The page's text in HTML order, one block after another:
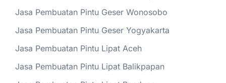
Jasa Pembuatan Pintu Geser Wonosobo
Jasa Pembuatan Pintu Geser Yogyakarta
Jasa Pembuatan Pintu Lipat Aceh
Jasa Pembuatan Pintu Lipat Balikpapan